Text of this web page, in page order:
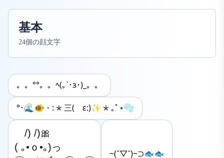
基本
24個の顔文字
。。°°。。ﾍ(｡`･з･)_。。
°･🌊🐠・:*三( ε:)✨*｡ﾟ⋆🫧
/) /)🎀
( ｡•ｏ•｡)っ
~(˘▽˘)~⊃🐟🐟